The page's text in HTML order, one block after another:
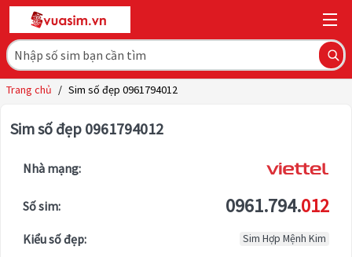
Trang chủ / Sim số đẹp 0961794012
Sim số đẹp 0961794012
Nhà mạng:
Số sim: 0961.794.012
Kiểu số đẹp: Sim Hợp Mệnh Kim